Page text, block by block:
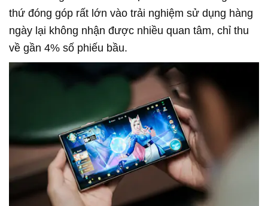
thứ đóng góp rất lớn vào trải nghiệm sử dụng hàng
ngày lại không nhận được nhiều quan tâm, chỉ thu
về gần 4% số phiếu bầu.